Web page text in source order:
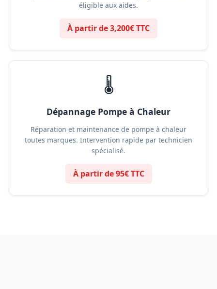
éligible aux aides.
À partir de 3,200€ TTC
🌡️
Dépannage Pompe à Chaleur
Réparation et maintenance de pompe à chaleur
toutes marques. Intervention rapide par technicien
spécialisé.
À partir de 95€ TTC